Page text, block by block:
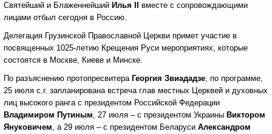
Святейший и Блаженнейший Илья II
вместе с сопровождающими
лицами отбыл сегодня в Россию.
Делегация Грузинской Православной Церкви примет участие в
посвященных 1025-летию Крещения Руси мероприятиях, которые
состоятся в Москве, Киеве и Минске.
По разъяснению протопресвитера Георгия Звиададзе, по программе,
25 июля с.г. запланирована встреча глав местных Церквей и духовных
лиц высокого ранга с президентом Российской Федерации
Владимиром Путиным, 27 июля – с президентом Украины Виктором
Януковичем, а 29 июля – с президентом Беларуси Александром